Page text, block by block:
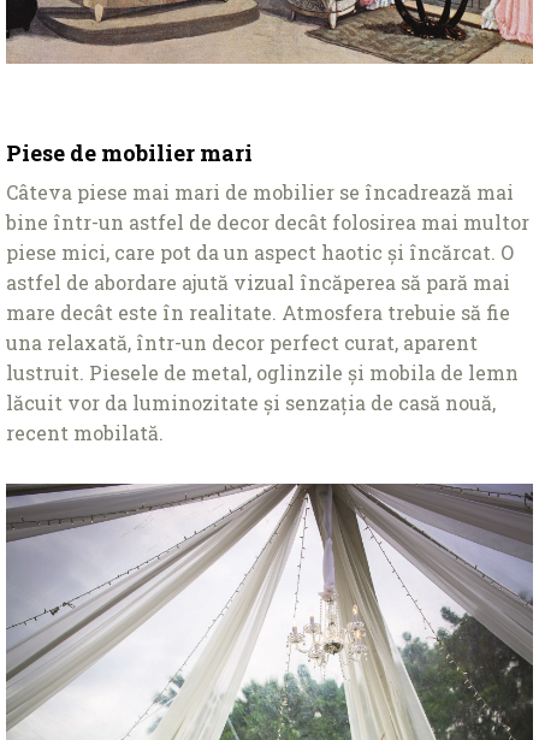
Piese de mobilier mari
Câteva piese mai mari de mobilier se încadrează mai
bine într-un astfel de decor decât folosirea mai multor
piese mici, care pot da un aspect haotic și încărcat. O
astfel de abordare ajută vizual încăperea să pară mai
mare decât este în realitate. Atmosfera trebuie să fie
una relaxată, într-un decor perfect curat, aparent
lustruit. Piesele de metal, oglinzile și mobila de lemn
lăcuit vor da luminozitate și senzaţia de casă nouă,
recent mobilată.